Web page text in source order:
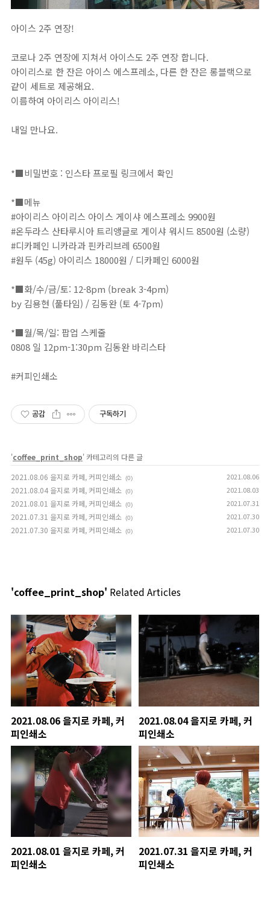
아이스 2주 연장!⁣
코로나 2주 연장에 지쳐서 아이스도 2주 연장 합니다. ⁣
아이리스로 한 잔은 아이스 에스프레소, 다른 한 잔은 롱블랙으로
같이 세트로 제공해요. ⁣
이름하여 아이리스 아이리스!⁣
내일 만나요. ⁣
*■비밀번호 : 인스타 프로필 링크에서 확인⁣⁣⁣⁣⁣⁣⁣⁣⁣⁣⁣⁣⁣⁣⁣⁣⁣⁣⁣⁣⁣⁣⁣⁣⁣⁣⁣⁣⁣⁣⁣⁣⁣⁣⁣⁣⁣⁣⁣⁣⁣⁣⁣⁣⁣⁣⁣⁣⁣⁣⁣⁣⁣⁣⁣⁣⁣⁣⁣⁣⁣⁣⁣⁣⁣⁣⁣⁣⁣⁣⁣⁣⁣⁣⁣⁣⁣⁣⁣⁣⁣⁣⁣⁣⁣⁣
*■메뉴⁣⁣⁣⁣⁣⁣⁣⁣⁣⁣⁣⁣⁣⁣⁣⁣⁣⁣⁣⁣⁣⁣⁣⁣⁣⁣⁣⁣⁣⁣⁣⁣⁣⁣⁣⁣⁣⁣⁣⁣⁣⁣⁣⁣⁣⁣⁣⁣⁣⁣⁣⁣⁣⁣⁣⁣⁣⁣⁣⁣⁣⁣⁣⁣⁣⁣⁣⁣⁣⁣⁣⁣⁣⁣⁣⁣⁣⁣⁣⁣⁣⁣⁣⁣⁣⁣⁣⁣⁣⁣⁣⁣⁣⁣⁣⁣⁣⁣⁣⁣⁣⁣⁣⁣⁣⁣⁣⁣⁣⁣⁣⁣⁣
#아이리스 아이리스 아이스 게이샤 에스프레소 9900원⁣⁣⁣⁣⁣
#온두라스 산타루시아 트리앵글로 게이샤 워시드 8500원⁣⁣⁣⁣⁣⁣⁣⁣⁣⁣ (소량)⁣
#디카페인 니카라과 핀카리브레 6500원⁣⁣⁣⁣⁣⁣⁣⁣⁣⁣⁣⁣⁣⁣⁣⁣⁣⁣⁣⁣⁣⁣⁣⁣⁣⁣
#원두 (45g) 아이리스 18000원 / 디카페인 6000원⁣⁣⁣⁣⁣⁣⁣⁣⁣⁣⁣⁣⁣⁣⁣⁣⁣⁣⁣⁣⁣⁣⁣⁣⁣⁣
*■화/수/금/토: 12-8pm (break 3-4pm)⁣⁣⁣⁣⁣⁣⁣⁣⁣⁣⁣⁣⁣⁣⁣⁣⁣⁣⁣⁣⁣⁣⁣⁣⁣⁣⁣⁣⁣⁣⁣⁣⁣⁣⁣⁣⁣⁣⁣⁣⁣⁣⁣⁣⁣⁣⁣⁣⁣⁣⁣⁣⁣⁣⁣⁣⁣⁣⁣⁣⁣⁣⁣⁣⁣⁣⁣⁣⁣⁣⁣⁣⁣⁣⁣⁣⁣⁣⁣⁣⁣⁣⁣⁣⁣⁣⁣⁣⁣⁣⁣⁣⁣⁣⁣⁣⁣⁣⁣⁣⁣⁣⁣⁣⁣⁣⁣⁣⁣⁣⁣⁣
by 김용현 (풀타임) / 김동완 (토 4-7pm)⁣⁣⁣⁣⁣⁣⁣⁣⁣⁣⁣⁣⁣⁣⁣⁣⁣⁣⁣⁣⁣⁣⁣⁣⁣⁣⁣⁣⁣⁣⁣⁣⁣⁣⁣⁣⁣⁣⁣⁣
*■월/목/일: 팝업 스케줄⁣⁣⁣⁣⁣⁣⁣⁣⁣⁣⁣⁣⁣⁣⁣⁣⁣⁣⁣⁣⁣⁣⁣⁣⁣⁣⁣⁣⁣⁣⁣⁣⁣⁣⁣⁣⁣⁣⁣⁣⁣⁣⁣⁣⁣⁣⁣⁣⁣⁣⁣⁣⁣⁣⁣⁣⁣⁣⁣⁣⁣⁣⁣⁣⁣⁣⁣⁣⁣⁣⁣⁣⁣⁣⁣⁣⁣⁣⁣⁣⁣⁣⁣⁣⁣⁣⁣⁣⁣
0808 일 12pm-1:30pm 김동완 바리스타⁣⁣⁣⁣⁣⁣⁣⁣⁣⁣⁣⁣⁣⁣⁣⁣⁣⁣
#커피인쇄소⁣
공감 구독하기
'coffee_print_shop' 카테고리의 다른 글
2021.08.06 을지로 카페, 커피인쇄소 (0) 2021.08.06
2021.08.04 을지로 카페, 커피인쇄소 (0) 2021.08.03
2021.08.01 을지로 카페, 커피인쇄소 (0) 2021.07.31
2021.07.31 을지로 카페, 커피인쇄소 (0) 2021.07.30
2021.07.30 을지로 카페, 커피인쇄소 (0) 2021.07.30
'coffee_print_shop' Related Articles
2021.08.06 을지로 카페, 커
피인쇄소
2021.08.04 을지로 카페, 커
피인쇄소
2021.08.01 을지로 카페, 커
피인쇄소
2021.07.31 을지로 카페, 커
피인쇄소